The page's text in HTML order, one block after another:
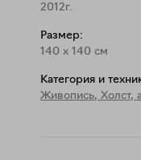
2012г.
Размер:
140 x 140 см
Категория и
Живопись, Холст,